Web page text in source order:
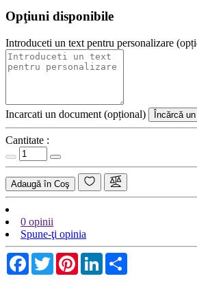
Opţiuni disponibile
Introduceti un text pentru personalizare
Incarcati un document (opțional) Încărcă
Cantitate :
Adaugă în Coş
0 opinii
Spune-ţi opinia
Facebook
TwitterPinterestLinkedIn